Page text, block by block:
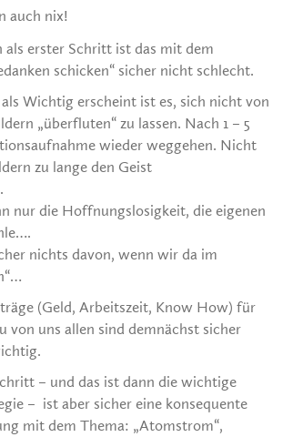
auch nix!
als erster Schritt ist das mit dem
schicken“ sicher nicht schlecht.
Wichtig erscheint ist es, sich nicht von
„überfluten“ zu lassen. Nach 1 – 5
wieder weggehen. Nicht
zu lange den Geist
nur die Hoffnungslosigkeit, die eigenen
nichts davon, wenn wir da im
(Geld, Arbeitszeit, Know How) für
von uns allen sind demnächst sicher
– und das ist dann die wichtige
– ist aber sicher eine konsequente
mit dem Thema: „Atomstrom“,